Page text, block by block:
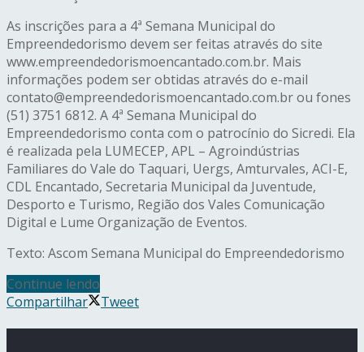
As inscrições para a 4ª Semana Municipal do
Empreendedorismo devem ser feitas através do site
www.empreendedorismoencantado.com.br. Mais
informações podem ser obtidas através do e-mail
contato@empreendedorismoencantado.com.br ou fones
(51) 3751 6812. A 4ª Semana Municipal do
Empreendedorismo conta com o patrocínio do Sicredi. Ela
é realizada pela LUMECEP, APL – Agroindústrias
Familiares do Vale do Taquari, Uergs, Amturvales, ACI-E,
CDL Encantado, Secretaria Municipal da Juventude,
Desporto e Turismo, Região dos Vales Comunicação
Digital e Lume Organização de Eventos.
Texto: Ascom Semana Municipal do Empreendedorismo
Continue lendo
Compartilhar
Tweet